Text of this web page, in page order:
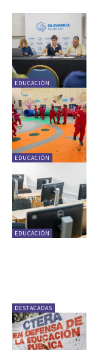
EDUCACIÓN
EDUCACIÓN
EDUCACIÓN
DESTACADAS